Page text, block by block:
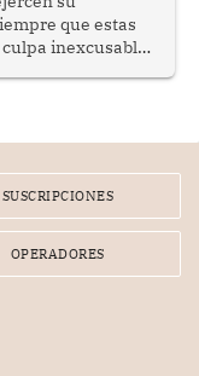
que estas
inexcusable
greet con
SUSCRIPCIONES
OPERADORES